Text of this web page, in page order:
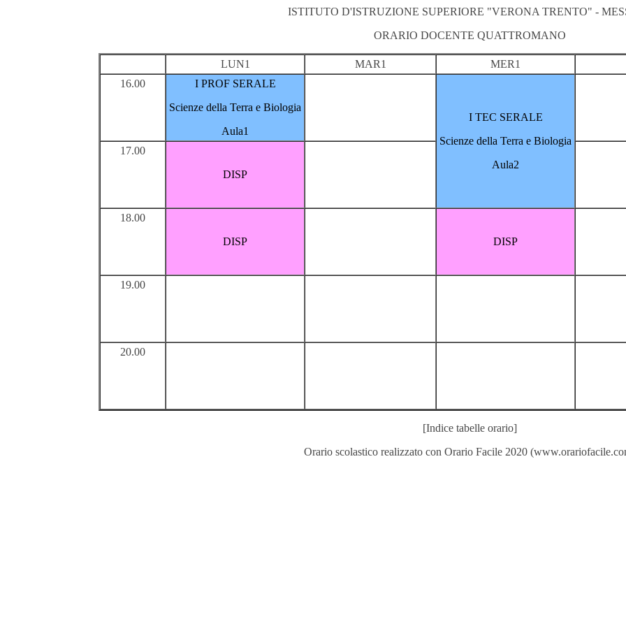
ISTITUTO D'ISTRUZIONE SUPERIORE "VERONA TRENTO" -
ORARIO DOCENTE QUATTROMANO
LUN1 MAR1
MER1
16.00
I PROF SERALE
Scienze della Terra e Biologia
Aula1
I TEC SERALE
Scienze della Terra e Biologia
Aula2
17.00
DISP
18.00
DISP
DISP
19.00
20.00
[Indice tabelle orario]
Orario scolastico realizzato con Orario Facile 2020(